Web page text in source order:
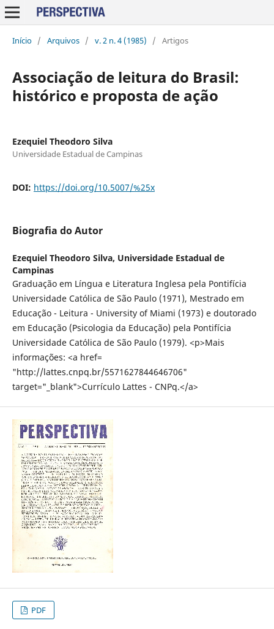
Início / Arquivos / v. 2 n. 4 (1985) / Artigos
Associação de leitura do Brasil:
histórico e proposta de ação
Ezequiel Theodoro Silva
Universidade Estadual de Campinas
DOI: https://doi.org/10.5007/%25x
Biografia do Autor
Ezequiel Theodoro Silva, Universidade Estadual de
Campinas
Graduação em Língua e Literatura Inglesa pela Pontifícia
Universidade Católica de São Paulo (1971), Mestrado em
Educação - Leitura - University of Miami (1973) e doutorado
em Educação (Psicologia da Educação) pela Pontifícia
Universidade Católica de São Paulo (1979). <p>Mais
informações: <a href=
"http://lattes.cnpq.br/5571627844646706"
target="_blank">Currículo Lattes - CNPq.</a>
PDF